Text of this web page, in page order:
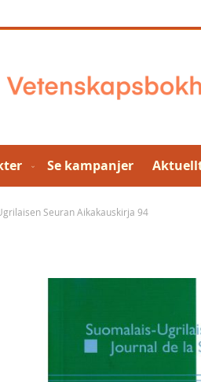
Se kampanjer
Seuran Aikakauskirja 94